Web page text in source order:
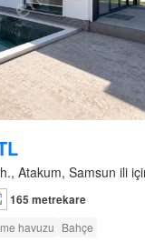
Atakum, Samsun ili
165 metrekare
havuzu Bahçe